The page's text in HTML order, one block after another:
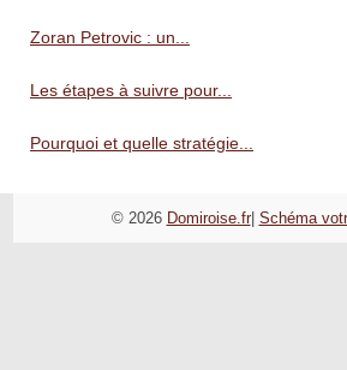
Zoran Petrovic : un...
Les étapes à suivre pour...
Pourquoi et quelle stratégie...
© 2026 Domiroise.fr| Schéma